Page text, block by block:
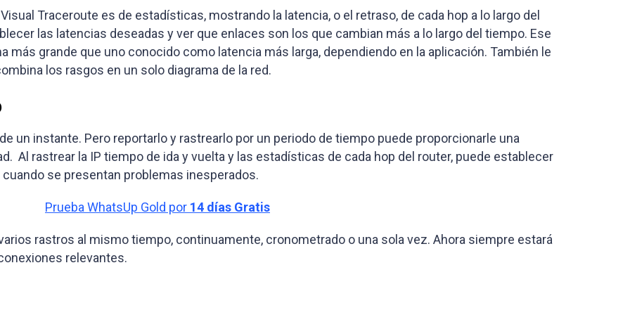
Traceroute es de estadísticas, mostrando la latencia, o el retraso, de cada hop a lo largo del
las latencias deseadas y ver que enlaces son los que cambian más a lo largo del tiempo. Ese
grande que uno conocido como latencia más larga, dependiendo en la aplicación. También le
los rasgos en un solo diagrama de la red.
un instante. Pero reportarlo y rastrearlo por un periodo de tiempo puede proporcionarle una
Al rastrear la IP tiempo de ida y vuelta y las estadísticas de cada hop del router, puede establecer
se presentan problemas inesperados.
Prueba WhatsUp Gold por 14 días Gratis
rastros al mismo tiempo, continuamente, cronometrado o una sola vez. Ahora siempre estará
relevantes.